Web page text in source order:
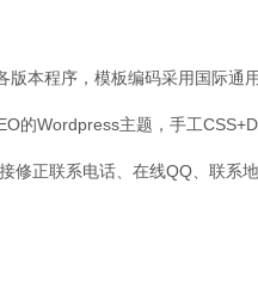
本程序，模板编码采用国际通
的Wordpress主题，手工
修正联系电话、在线QQ、联系